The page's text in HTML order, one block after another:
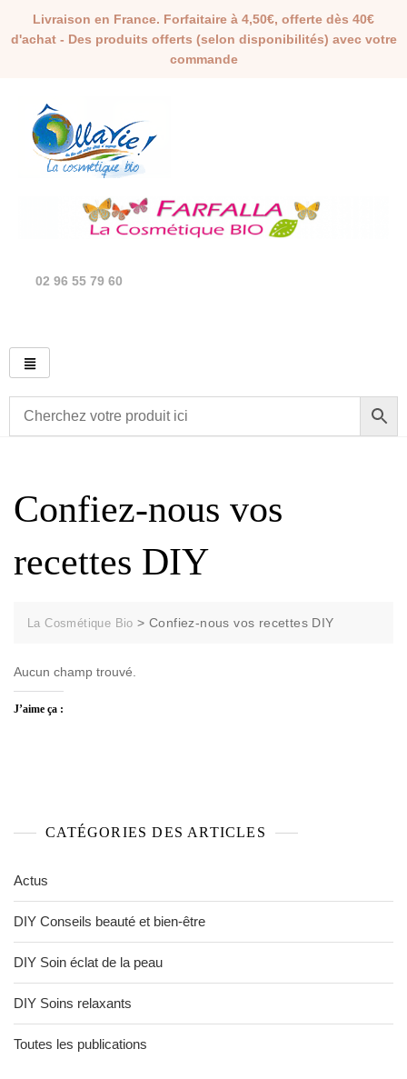
Livraison en France. Forfaitaire à 4,50€, offerte dès 40€
d'achat - Des produits offerts (selon disponibilités) avec votre
commande
02 96 55 79 60
Confiez-nous vos
recettes DIY
La Cosmétique Bio >Confiez-nous vos recettes DIY
Aucun champ trouvé.
J’aime ça :
CATÉGORIES DES ARTICLES
Actus
DIY Conseils beauté et bien-être
DIY Soin éclat de la peau
DIY Soins relaxants
Toutes les publications